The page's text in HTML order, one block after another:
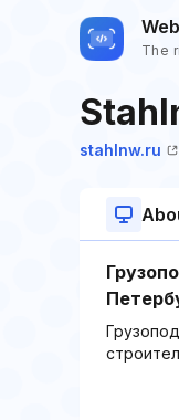
The
stahlnw.ru